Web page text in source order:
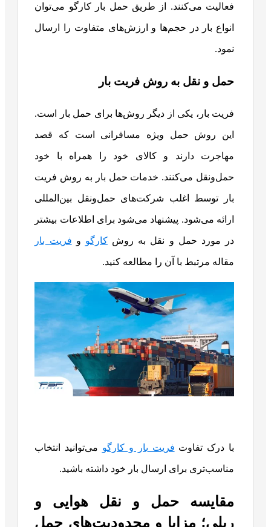
فعالیت می‌کنند. از طریق حمل بار کارگو می‌توان
انواع بار در حجم‌ها و ارزش‌های متفاوت را ارسال
نمود.
حمل‌ و نقل به روش فریت بار
فریت بار، یکی از دیگر روش‌ها برای حمل بار است.
این روش حمل ویژه مسافرانی است که قصد
مهاجرت دارند و کالای خود را همراه با خود
حمل‌ونقل می‌کنند. خدمات حمل بار به روش فریت
بار توسط اغلب شرکت‌های حمل‌ونقل بین‌المللی
ارائه می‌شود. پیشنهاد می‌شود برای اطلاعات بیشتر
در مورد حمل و نقل به روشکارگو و فریت بار
مقاله مرتبط با آن را مطالعه کنید.
با درک تفاوت فریت بار و کارگو می‌توانید انتخاب
مناسب‌تری برای ارسال بار خود داشته باشید.
مقایسه حمل و نقل هوایی و
ریلی؛ مزایا و محدودیت‌های حمل